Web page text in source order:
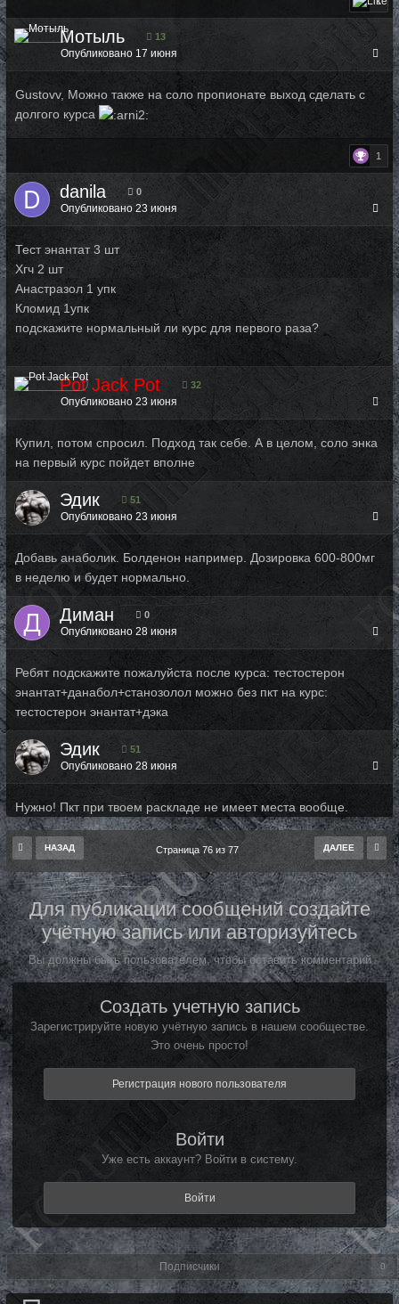
Мотыль 13
Опубликовано 17 июня
Gustovv, Можно также на соло пропионате выход сделать с
долгого курса
1
danila 0
Опубликовано 23 июня
Тест энантат 3 шт
Хгч 2 шт
Анастразол 1 упк
Кломид 1упк
подскажите нормальный ли курс для первого раза?
Pot Jack Pot 32
Опубликовано 23 июня
Купил, потом спросил. Подход так себе. А в целом, соло энка
на первый курс пойдет вполне
Эдик 51
Опубликовано 23 июня
Добавь анаболик. Болденон например. Дозировка 600-800мг
в неделю и будет нормально.
Диман 0
Опубликовано 28 июня
Ребят подскажите пожалуйста после курса: тестостерон
энантат+данабол+станозолол можно без пкт на курс:
тестостерон энантат+дэка
Эдик 51
Опубликовано 28 июня
Нужно! Пкт при твоем раскладе не имеет места вообще.
НАЗАД ДАЛЕЕ
Страница 76 из 77
Для публикации сообщений создайте
учётную запись или авторизуйтесь
Вы должны быть пользователем, чтобы оставить комментарий
Создать учетную запись
Зарегистрируйте новую учётную запись в нашем сообществе.
Это очень просто!
Регистрация нового пользователя
Войти
Уже есть аккаунт? Войти в систему.
Войти
Подписчики 0